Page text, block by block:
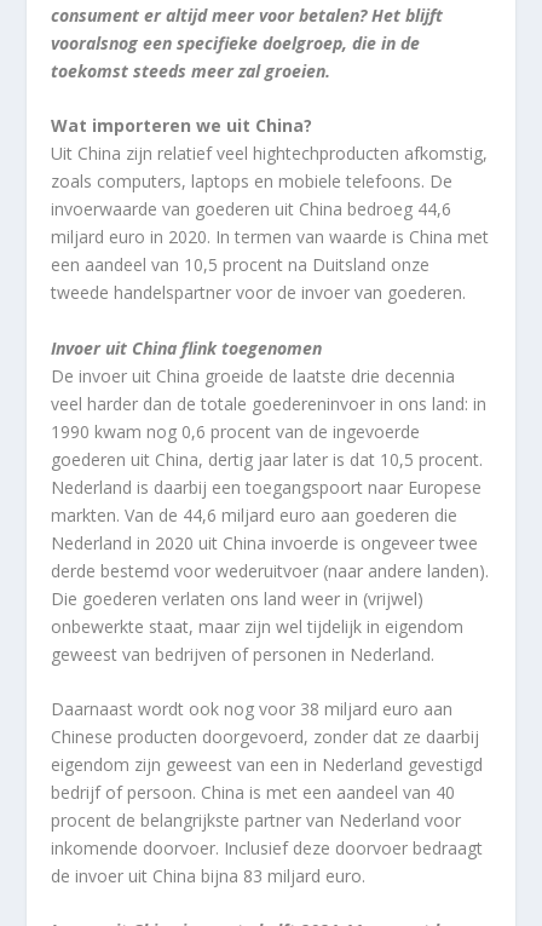
consument er altijd meer voor betalen? Het blijft
vooralsnog een specifieke doelgroep, die in de
toekomst steeds meer zal groeien.
Wat importeren we uit China?
Uit China zijn relatief veel hightechproducten afkomstig,
zoals computers, laptops en mobiele telefoons. De
invoerwaarde van goederen uit China bedroeg 44,6
miljard euro in 2020. In termen van waarde is China met
een aandeel van 10,5 procent na Duitsland onze
tweede handelspartner voor de invoer van goederen.
Invoer uit China flink toegenomen
De invoer uit China groeide de laatste drie decennia
veel harder dan de totale goedereninvoer in ons land: in
1990 kwam nog 0,6 procent van de ingevoerde
goederen uit China, dertig jaar later is dat 10,5 procent.
Nederland is daarbij een toegangspoort naar Europese
markten. Van de 44,6 miljard euro aan goederen die
Nederland in 2020 uit China invoerde is ongeveer twee
derde bestemd voor wederuitvoer (naar andere landen).
Die goederen verlaten ons land weer in (vrijwel)
onbewerkte staat, maar zijn wel tijdelijk in eigendom
geweest van bedrijven of personen in Nederland.
Daarnaast wordt ook nog voor 38 miljard euro aan
Chinese producten doorgevoerd, zonder dat ze daarbij
eigendom zijn geweest van een in Nederland gevestigd
bedrijf of persoon. China is met een aandeel van 40
procent de belangrijkste partner van Nederland voor
inkomende doorvoer. Inclusief deze doorvoer bedraagt
de invoer uit China bijna 83 miljard euro.